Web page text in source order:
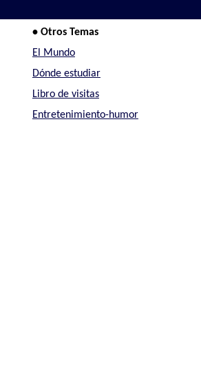
• Otros Temas
El Mundo
Dónde estudiar
Libro de visitas
Entretenimiento-humor